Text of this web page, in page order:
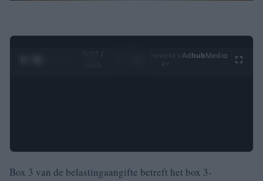
0:28 /
Ad hubMedia
Box 3 van de belastingaangifte betreft het box 3-